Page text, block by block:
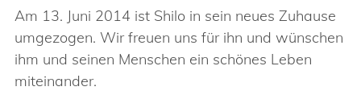
Am 13. Juni 2014 ist Shilo in sein neues Zuhause
umgezogen. Wir freuen uns für ihn und wünschen
ihm und seinen Menschen ein schönes Leben
miteinander.